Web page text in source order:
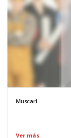
Muscari
Ver más